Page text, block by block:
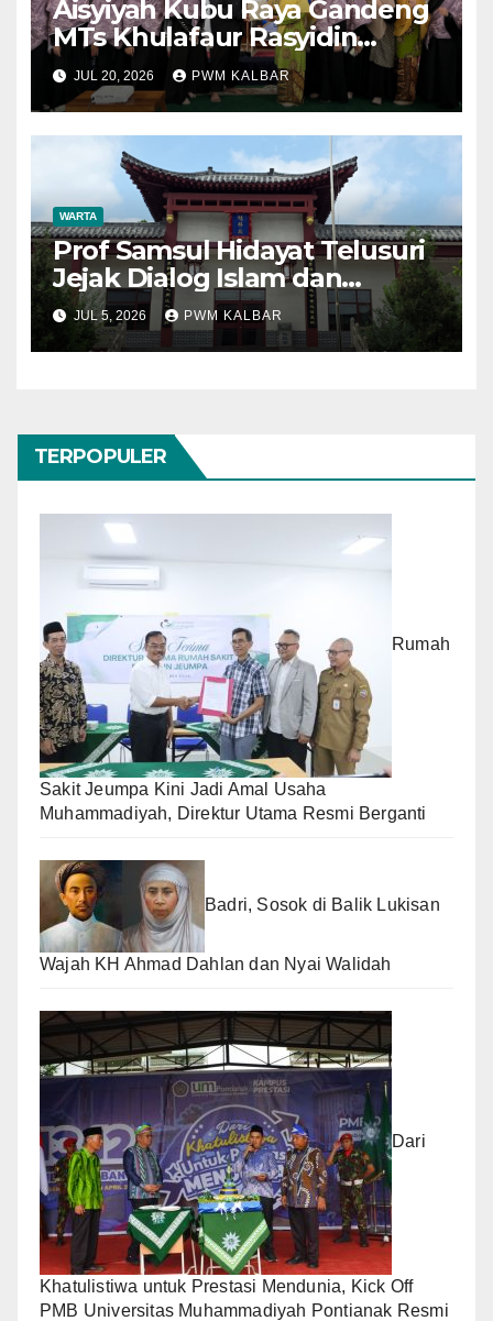
Aisyiyah Kubu Raya Gandeng
MTs Khulafaur Rasyidin
Perkuat Edukasi Hukum dan
Perlindungan Anak
JUL 20, 2026 PWM KALBAR
WARTA
Prof Samsul Hidayat Telusuri
Jejak Dialog Islam dan
Konfusianisme di Kota
Konfusius
JUL 5, 2026 PWM KALBAR
TERPOPULER
Rumah
Sakit Jeumpa Kini Jadi Amal Usaha
Muhammadiyah, Direktur Utama Resmi Berganti
Badri, Sosok di Balik Lukisan
Wajah KH Ahmad Dahlan dan Nyai Walidah
Dari
Khatulistiwa untuk Prestasi Mendunia, Kick Off
PMB Universitas Muhammadiyah Pontianak Resmi